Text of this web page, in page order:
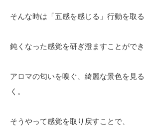
そんな時は「五感を感じる」行動を取
鈍くなった感覚を研ぎ澄ますことができ
アロマの匂いを嗅ぐ、綺麗な景色を見
く。
そうやって感覚を取り戻すことで、